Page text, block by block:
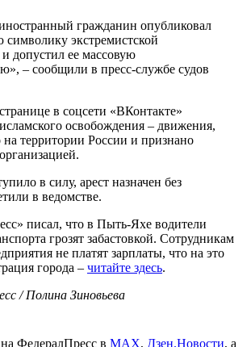
гражданин опубликовал
экстремистской
допустил ее массовую
– сообщили в пресс-службе судов
в соцсети «ВКонтакте»
освобождения – движения,
на территории России и признано
в силу, арест назначен без
в ведомстве.
писал, что в Пыть-Яхе водители
грозят забастовкой. Сотрудникам
не платят зарплаты, что на это
города – читайте здесь.
/ Полина Зиновьева
ФедералПресс в МАХ, Дзен.Новости, а